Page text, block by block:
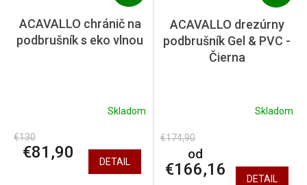
ACAVALLO chránič na
podbrušník s eko vlnou
Skladom
€130
€81,90 DETAIL
ACAVALLO drezúrny
podbrušník Gel & PVC -
Čierna
Skladom
€174,90
od
€166,16 DETAIL